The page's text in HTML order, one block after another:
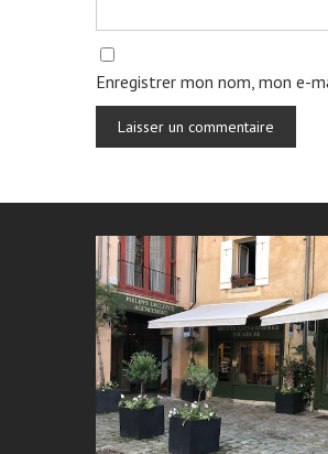
Enregistrer mon nom, mon e-